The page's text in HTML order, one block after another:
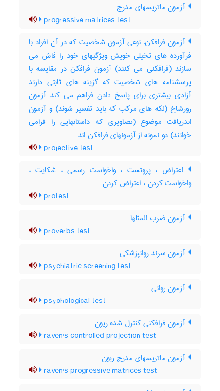
آزمون ماتریسهای مدرج
progressive matrices test
آزمون فرافکن: نوعی آزمون شخصیت که در آن افراد با
فرآورده های تخیلی خویش ویژگیهای خود را فاش می
سازند (فرافکنی می کنند) آزمون فرافکن در مقایسه با
پرسشنامه های شخصیت که گزینه های ثابتی دارند
آزادی بیشتری برای پاسخ دادن فراهم می کند آزمون
رورشاخ (لکه های مرکب که باید تفسیر شوند) و آزمون
اندریافت موضوع (تصاویری که داستانهایی را فرامی
خوانند) دو نمونه از آزمونهای فرافکن اند
projective test
اعتراض ، پروتست ، واخواست رسمی ، شکایت ،
واخواست کردن ، اعتراض کردن
protest
آزمون ضرب المثلها
proverbs test
آزمون سرند روانپزشکی
psychiatric screening test
آزمون روانی
psychological test
آزمون فرافکنی کنترل شده ریون
raven's controlled projection test
آزمون ماتریسهای مدرج ریون
raven's progressive matrices test